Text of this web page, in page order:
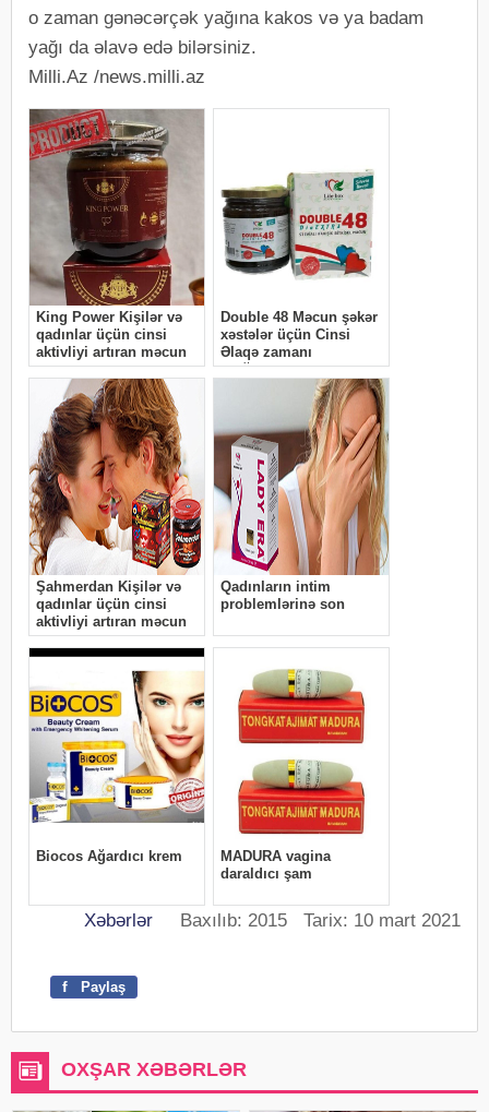
o zaman gənəcərçək yağına kakos və ya badam
yağı da əlavə edə bilərsiniz.
Milli.Az /news.milli.az
Xəbərlər Baxılıb: 2015 Tarix: 10 mart 2021
f Paylaş
OXŞAR XƏBƏRLƏR